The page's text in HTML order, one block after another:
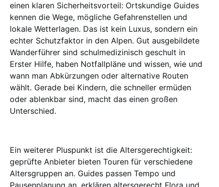
einen klaren Sicherheitsvorteil: Ortskundige Guides
kennen die Wege, mögliche Gefahrenstellen und
lokale Wetterlagen. Das ist kein Luxus, sondern ein
echter Schutzfaktor in den Alpen. Gut ausgebildete
Wanderführer sind schulmedizinisch geschult in
Erster Hilfe, haben Notfallpläne und wissen, wie und
wann man Abkürzungen oder alternative Routen
wählt. Gerade bei Kindern, die schneller ermüden
oder ablenkbar sind, macht das einen großen
Unterschied.
Ein weiterer Pluspunkt ist die Altersgerechtigkeit:
geprüfte Anbieter bieten Touren für verschiedene
Altersgruppen an. Guides passen Tempo und